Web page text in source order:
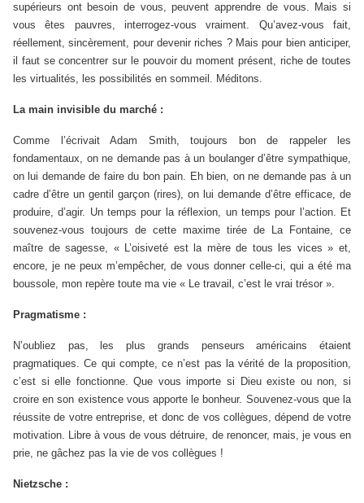
supérieurs ont besoin de vous, peuvent apprendre de vous. Mais si
vous êtes pauvres, interrogez-vous vraiment. Qu’avez-vous fait,
réellement, sincèrement, pour devenir riches ? Mais pour bien anticiper,
il faut se concentrer sur le pouvoir du moment présent, riche de toutes
les virtualités, les possibilités en sommeil. Méditons.
La main invisible du marché :
Comme l’écrivait Adam Smith, toujours bon de rappeler les
fondamentaux, on ne demande pas à un boulanger d’être sympathique,
on lui demande de faire du bon pain. Eh bien, on ne demande pas à un
cadre d’être un gentil garçon (rires), on lui demande d’être efficace, de
produire, d’agir. Un temps pour la réflexion, un temps pour l’action. Et
souvenez-vous toujours de cette maxime tirée de La Fontaine, ce
maître de sagesse, « L’oisiveté est la mère de tous les vices » et,
encore, je ne peux m’empêcher, de vous donner celle-ci, qui a été ma
boussole, mon repère toute ma vie « Le travail, c’est le vrai trésor ».
Pragmatisme :
N’oubliez pas, les plus grands penseurs américains étaient
pragmatiques. Ce qui compte, ce n’est pas la vérité de la proposition,
c’est si elle fonctionne. Que vous importe si Dieu existe ou non, si
croire en son existence vous apporte le bonheur. Souvenez-vous que la
réussite de votre entreprise, et donc de vos collègues, dépend de votre
motivation. Libre à vous de vous détruire, de renoncer, mais, je vous en
prie, ne gâchez pas la vie de vos collègues !
Nietzsche :